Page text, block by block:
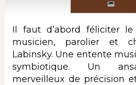
Il faut d’abord féliciter le
musicien, parolier et
Labinsky. Une entente
symbiotique. Un
merveilleux de précision